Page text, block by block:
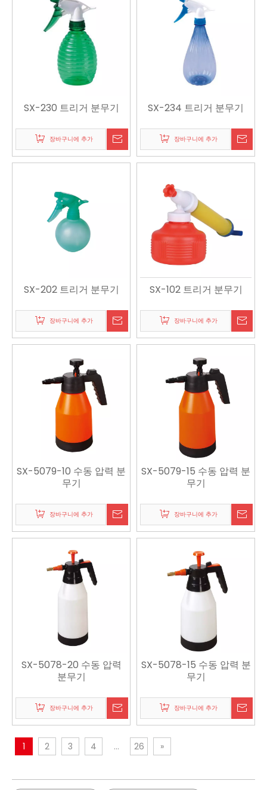
SX-230 트리거 분무기
장바구니에 추가
SX-234 트리거 분무기
장바구니에 추가
SX-202 트리거 분무기
장바구니에 추가
SX-102 트리거 분무기
장바구니에 추가
SX-5079-10 수동 압력 분
무기
장바구니에 추가
SX-5079-15 수동 압력 분
무기
장바구니에 추가
SX-5078-20 수동 압력
분무기
장바구니에 추가
SX-5078-15 수동 압력 분
무기
장바구니에 추가
1 2 3 4 ... 26 »